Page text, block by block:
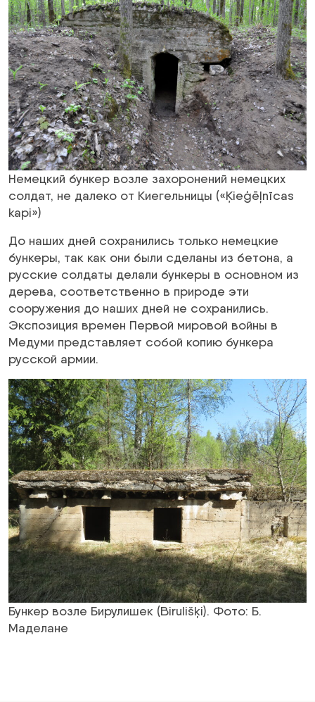
Немецкий бункер возле захоронений немецких
солдат, не далеко от Киегельницы («Ķieģēļnīcas
kapi»)
До наших дней сохранились только немецкие
бункеры, так как они были сделаны из бетона, а
русские солдаты делали бункеры в основном из
дерева, соответственно в природе эти
сооружения до наших дней не сохранились.
Экспозиция времен Первой мировой войны в
Медуми представляет собой копию бункера
русской армии.
Бункер возле Бирулишек (Birulišķi). Фото: Б.
Маделане